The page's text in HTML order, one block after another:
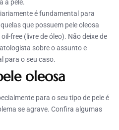
a pele.
é fundamental para
que possuem pele oleosa
free (livre de óleo). Não deixe de
sobre o assunto e
para o seu caso.
oleosa
para o seu tipo de pele é
se agrave. Confira algumas